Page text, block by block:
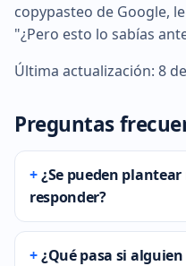
copypasteo de Google,
"¿Pero esto lo sabías
Última actualización: 8
Preguntas
¿Se pueden
responder?
¿Qué pasa si